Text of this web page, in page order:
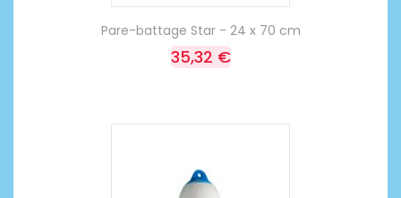
Pare-battage Star - 24 x 70 cm
35,32 €